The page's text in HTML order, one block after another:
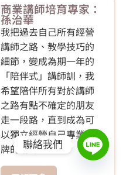
商業講師培育專家：
孫治華
我把過去自己所有經營
講師之路、教學技巧的
細節，變成為期一年的
「陪伴式」講師訓，我
希望陪伴所有對於講師
之路有點不確定的朋友
走一段路，直到成為可
以獨立經營自己專業品
牌的講師。
聯絡我們